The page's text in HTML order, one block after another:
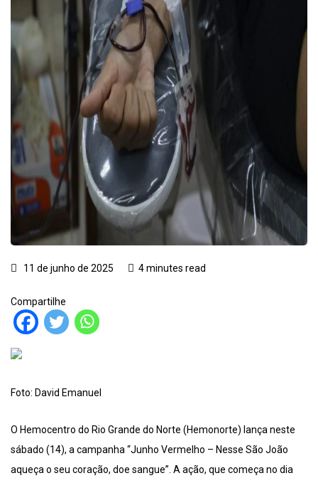
11 de junho de 2025 4 minutes read
Compartilhe
Foto: David Emanuel
O Hemocentro do Rio Grande do Norte (Hemonorte) lança neste
sábado (14), a campanha “Junho Vermelho – Nesse São João
aqueça o seu coração, doe sangue”. A ação, que começa no dia